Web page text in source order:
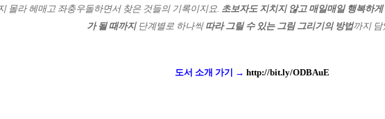
몰라 헤매고 좌충우돌하면서 찾은 것들의 기록이지요. 초보자도 지치지 않고 매일매일 행복하
가 될 때까지단계별로 하나씩따라 그릴 수 있는 그림 그리기의 방법까지 담
도서 소개 가기 → http://bit.ly/ODBAuE